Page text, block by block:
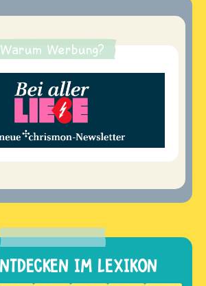
Warum Werbung?